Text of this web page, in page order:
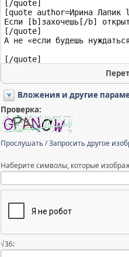
Вложения и другие
Проверка:
Прослушать/Запросить другое
Наберите символы, которые
√36: